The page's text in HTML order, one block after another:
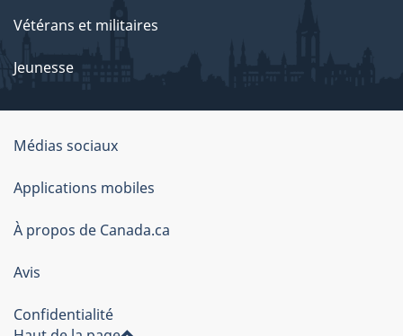
Vétérans et militaires
Jeunesse
À
propos
de
ce
site
Médias sociaux
Applications mobiles
À propos de Canada.ca
Avis
Confidentialité